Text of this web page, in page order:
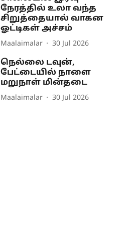
நேரத்தில் உலா வந்த
சிறுத்தையால் வாகன
ஓட்டிகள் அச்சம்
Maalaimalar 30 Jul 2026
நெல்லை டவுன்,
பேட்டையில் நாளை
மறுநாள் மின்தடை
Maalaimalar 30 Jul 2026